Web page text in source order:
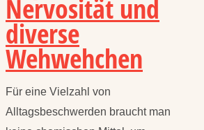
Nervosität und
diverse
Wehwehchen
Für eine Vielzahl von
Alltagsbeschwerden braucht man